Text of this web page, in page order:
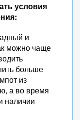
условия
и
можно чаще
больше
из
а во время
наличии